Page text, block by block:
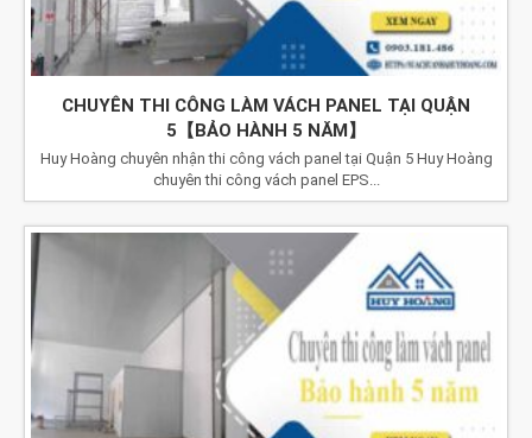
CHUYÊN THI CÔNG LÀM VÁCH PANEL TẠI QUẬN
5【BẢO HÀNH 5 NĂM】
Huy Hoàng chuyên nhận thi công vách panel tại Quận 5 Huy Hoàng
chuyên thi công vách panel EPS...